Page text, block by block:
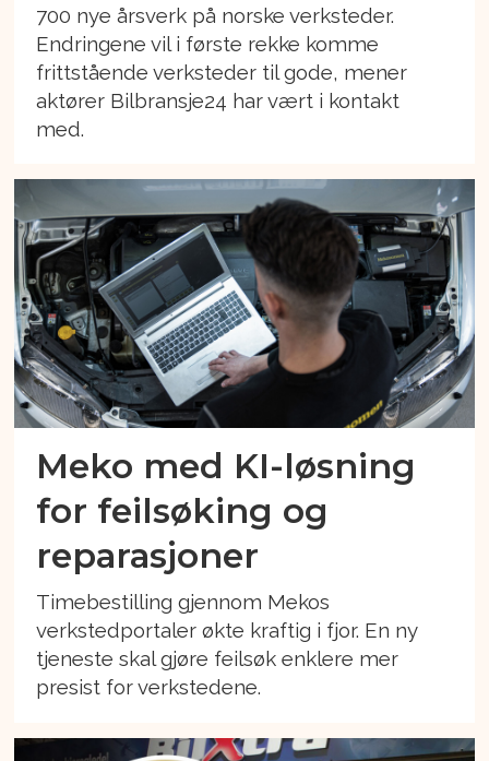
700 nye årsverk på norske verksteder.
Endringene vil i første rekke komme
frittstående verksteder til gode, mener
aktører Bilbransje24 har vært i kontakt
med.
Meko med KI-løsning
for feilsøking og
reparasjoner
Timebestilling gjennom Mekos
verkstedportaler økte kraftig i fjor. En ny
tjeneste skal gjøre feilsøk enklere mer
presist for verkstedene.